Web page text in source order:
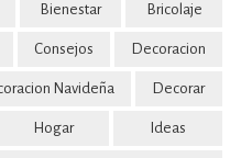
Bienestar Bricolaje
Consejos Decoracion
Navideña Decorar
Hogar Ideas